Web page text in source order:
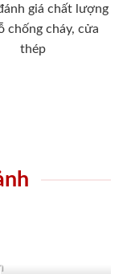
giá chất lượng
chống cháy, cửa
thép